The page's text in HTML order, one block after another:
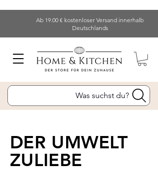
Ab 19.00 € kostenloser Versand innerhalb
Deutschlands
Was suchst du?
DER UMWELT
ZULIEBE